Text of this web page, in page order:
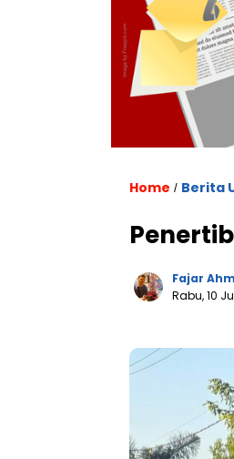
Home / Berita
Fajar
Rabu, 10